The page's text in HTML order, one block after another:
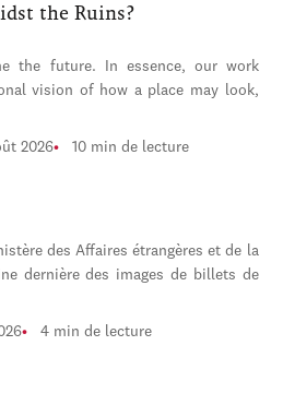
the Ruins?
the future. In essence, our work
vision of how a place may look,
2026 10 min de lecture
des Affaires étrangères et de la
dernière des images de billets de
4 min de lecture